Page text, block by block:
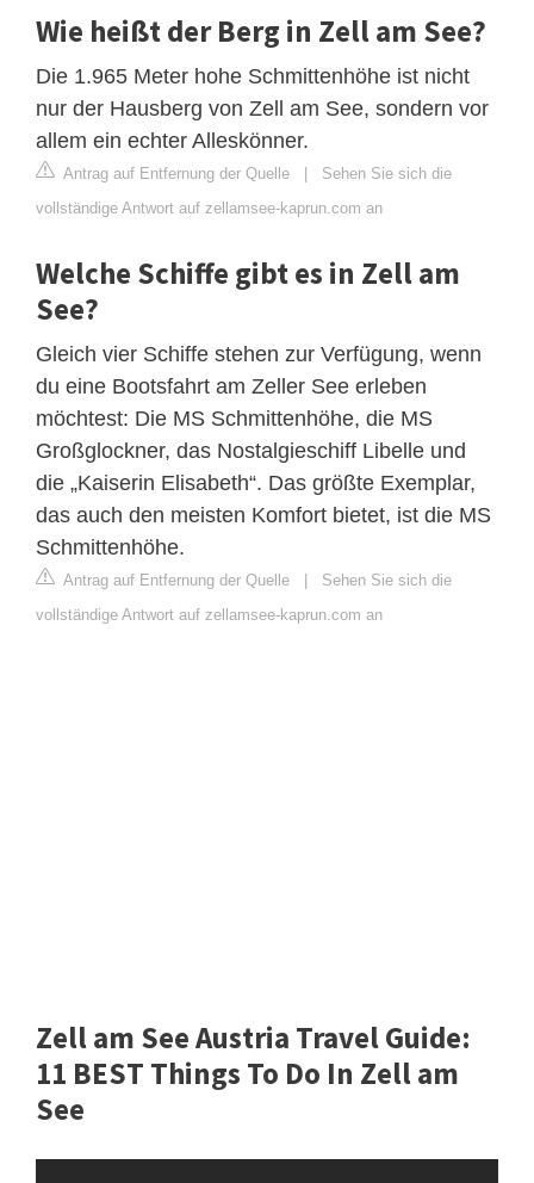
Wie heißt der Berg in Zell am See?
Die 1.965 Meter hohe Schmittenhöhe ist nicht
nur der Hausberg von Zell am See, sondern vor
allem ein echter Alleskönner.
Antrag auf Entfernung der Quelle
Sehen Sie sich die
vollständige Antwort auf zellamsee-kaprun.com an
Welche Schiffe gibt es in Zell am
See?
Gleich vier Schiffe stehen zur Verfügung, wenn
du eine Bootsfahrt am Zeller See erleben
möchtest: Die MS Schmittenhöhe, die MS
Großglockner, das Nostalgieschiff Libelle und
die „Kaiserin Elisabeth“. Das größte Exemplar,
das auch den meisten Komfort bietet, ist die MS
Schmittenhöhe.
Antrag auf Entfernung der Quelle
Sehen Sie sich die
vollständige Antwort auf zellamsee-kaprun.com an
Zell am See Austria Travel Guide:
11 BEST Things To Do In Zell am
See